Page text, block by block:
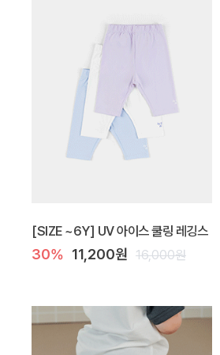
[SIZE ~6Y] UV 아이스 쿨링 레깅스
30% 11,200원 16,000원